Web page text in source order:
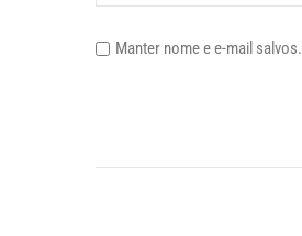
Manter nome e e-mail salvos.